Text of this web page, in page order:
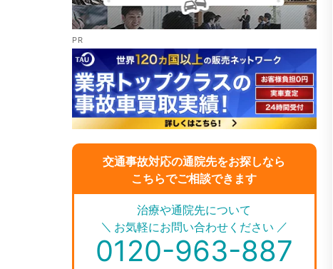
交通事故対応の通院先をお探しなら
こちらでご相談できます
＼ ／
治療や通院先について
お気軽にお問い合わせください
0120-963-887